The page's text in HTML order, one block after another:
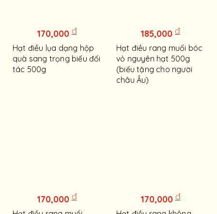
170,000 đ
Hạt điều lụa dạng hộp
quà sang trọng biếu đối
tác 500g
185,000 đ
Hạt điều rang muối bóc
vỏ nguyên hạt 500g
(biếu tặng cho người
châu Âu)
170,000 đ 170,000 đ